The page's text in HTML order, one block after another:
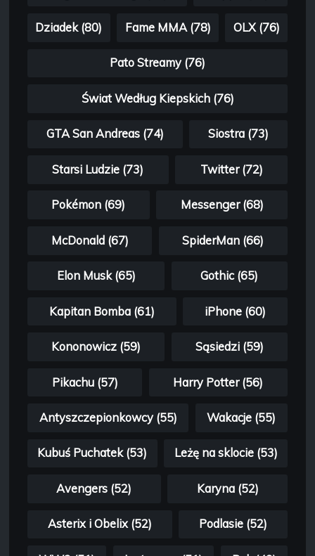
Dziadek (80) Fame MMA (78) OLX (76)
Pato Streamy (76)
Świat Według Kiepskich (76)
GTA San Andreas (74) Siostra (73)
Starsi Ludzie (73) Twitter (72)
Pokémon (69) Messenger (68)
McDonald (67) SpiderMan (66)
Elon Musk (65) Gothic (65)
Kapitan Bomba (61) iPhone (60)
Kononowicz (59) Sąsiedzi (59)
Pikachu (57) Harry Potter (56)
Antyszczepionkowcy (55) Wakacje (55)
Kubuś Puchatek (53) Leżę na sklocie (53)
Avengers (52) Karyna (52)
Asterix i Obelix (52) Podlasie (52)